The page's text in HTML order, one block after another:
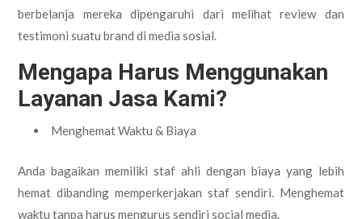
berbelanja mereka dipengaruhi dari melihat review dan
testimoni suatu brand di media sosial.
Mengapa Harus Menggunakan
Layanan Jasa Kami?
Menghemat Waktu & Biaya
Anda bagaikan memiliki staf ahli dengan biaya yang lebih
hemat dibanding memperkerjakan staf sendiri. Menghemat
waktu tanpa harus mengurus sendiri social media.